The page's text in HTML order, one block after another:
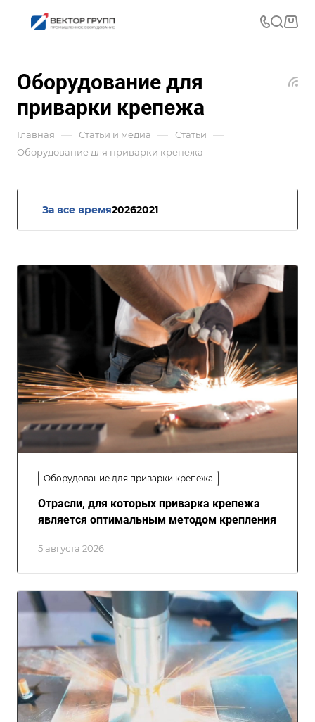
Оборудование для
приварки крепежа
Главная — Статьи и медиа — Статьи —
Оборудование для приварки крепежа
За все время20262021
Оборудование для приварки крепежа
5 августа 2026
Отрасли, для которых приварка крепежа
является оптимальным методом крепления